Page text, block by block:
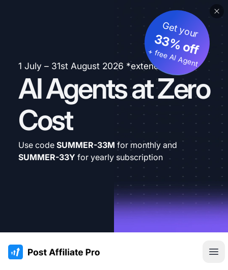
1 July – 31st August 2026 *extended
AI Agents at Zero
Cost
Get your
33% off
+ free AI Agent
Use code SUMMER-33M for monthly and
SUMMER-33Y for yearly subscription
:site.title